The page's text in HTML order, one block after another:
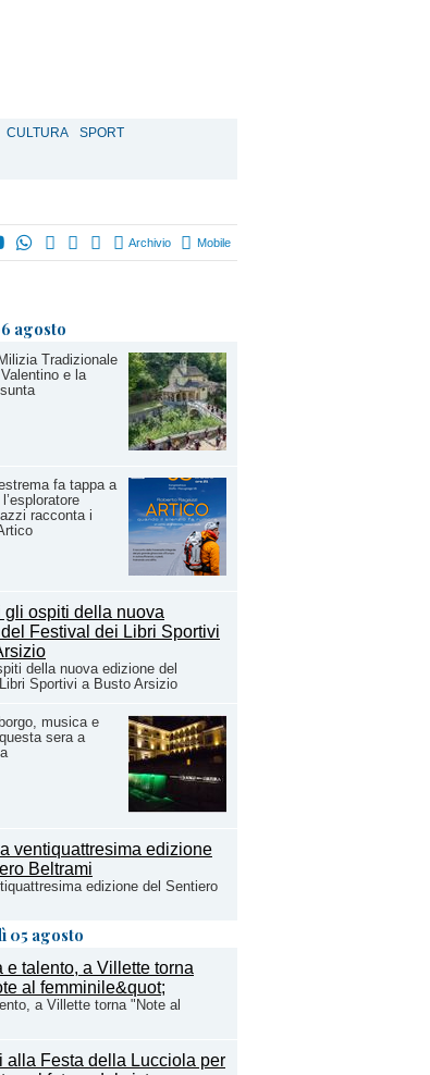
CULTURA
SPORT
Archivio Mobile
agosto
Tradizionale
e la
fa tappa a
racconta i
della nuova edizione del
Sportivi a Busto Arsizio
musica e
sera a
edizione del Sentiero
05 agosto
a Villette torna "Note al